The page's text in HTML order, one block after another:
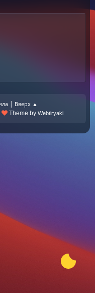
| Вверх ▲
Theme by Webtiryaki